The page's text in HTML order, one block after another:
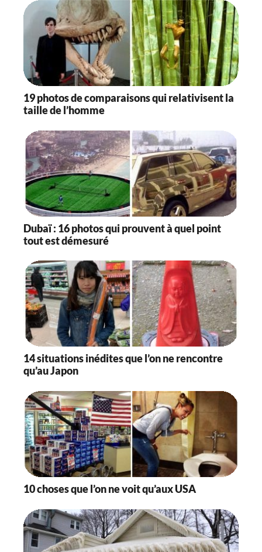
19 photos de comparaisons qui relativisent la
taille de l’homme
Dubaï : 16 photos qui prouvent à quel point
tout est démesuré
14 situations inédites que l’on ne rencontre
qu’au Japon
10 choses que l’on ne voit qu’aux USA